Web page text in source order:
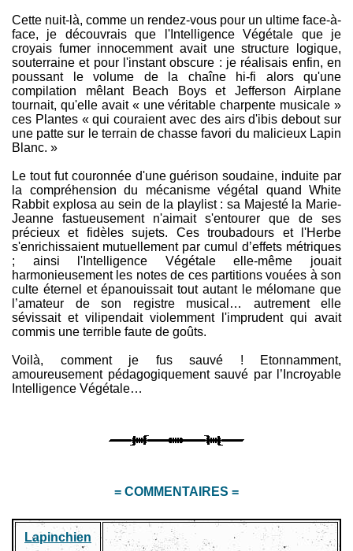
Cette nuit-là, comme un rendez-vous pour un ultime face-à-
face, je découvrais que l'Intelligence Végétale que je
croyais fumer innocemment avait une structure logique,
souterraine et pour l'instant obscure : je réalisais enfin, en
poussant le volume de la chaîne hi-fi alors qu'une
compilation mêlant Beach Boys et Jefferson Airplane
tournait, qu'elle avait « une véritable charpente musicale »
ces Plantes « qui couraient avec des airs d'ibis debout sur
une patte sur le terrain de chasse favori du malicieux Lapin
Blanc. »
Le tout fut couronnée d'une guérison soudaine, induite par
la compréhension du mécanisme végétal quand White
Rabbit explosa au sein de la playlist : sa Majesté la Marie-
Jeanne fastueusement n'aimait s'entourer que de ses
précieux et fidèles sujets. Ces troubadours et l'Herbe
s'enrichissaient mutuellement par cumul d’effets métriques
; ainsi l'Intelligence Végétale elle-même jouait
harmonieusement les notes de ces partitions vouées à son
culte éternel et épanouissait tout autant le mélomane que
l’amateur de son registre musical… autrement elle
sévissait et vilipendait violemment l'imprudent qui avait
commis une terrible faute de goûts.
Voilà, comment je fus sauvé ! Etonnamment,
amoureusement pédagogiquement sauvé par l’Incroyable
Intelligence Végétale…
= COMMENTAIRES =
Lapinchien